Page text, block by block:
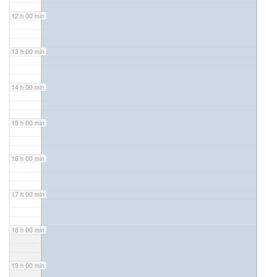
12 h 00 min
13 h 00 min
14 h 00 min
15 h 00 min
16 h 00 min
17 h 00 min
18 h 00 min
19 h 00 min